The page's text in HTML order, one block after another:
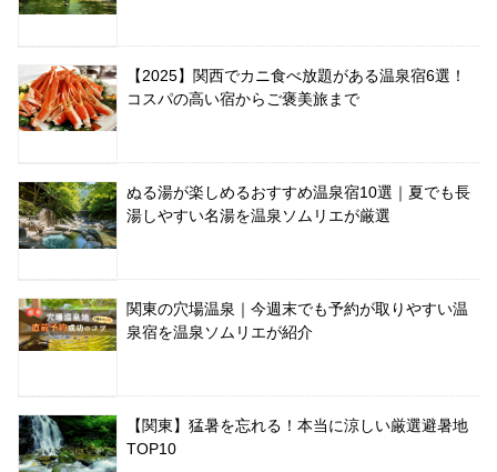
【2025】関西でカニ食べ放題がある温泉宿6選！
コスパの高い宿からご褒美旅まで
ぬる湯が楽しめるおすすめ温泉宿10選｜夏でも長
湯しやすい名湯を温泉ソムリエが厳選
関東の穴場温泉｜今週末でも予約が取りやすい温
泉宿を温泉ソムリエが紹介
【関東】猛暑を忘れる！本当に涼しい厳選避暑地
TOP10